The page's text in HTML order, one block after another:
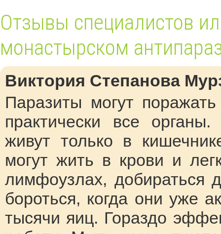
Отзывы специалистов
монастырском
Виктория Степанова
Паразиты могут
практически все
живут только в
могут жить в крови и
лимфоузлах, добираться
бороться, когда они уже
тысячи яиц. Гораздо